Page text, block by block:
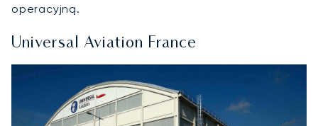
operacyjną.
Universal Aviation France